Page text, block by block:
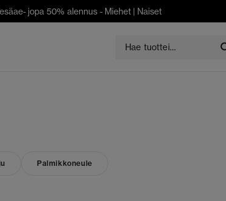
jopa 50% alennus - Miehet | Naiset
Palmikkoneule